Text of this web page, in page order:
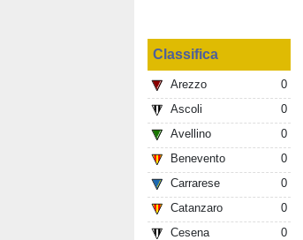
Classifica
Arezzo
0
Ascoli
0
Avellino
0
Benevento
0
Carrarese
0
Catanzaro
0
Cesena
0